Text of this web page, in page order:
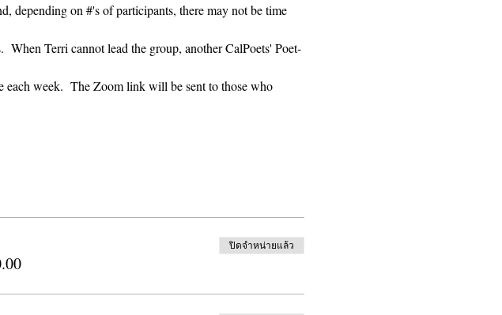
depending on #'s of participants, there may not be time
When Terri cannot lead the group, another CalPoets' Poet-
week.  The Zoom link will be sent to those who
ปิดจำหน่ายแล้ว